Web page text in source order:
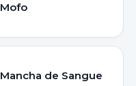
Mofo
Mancha de Sangue